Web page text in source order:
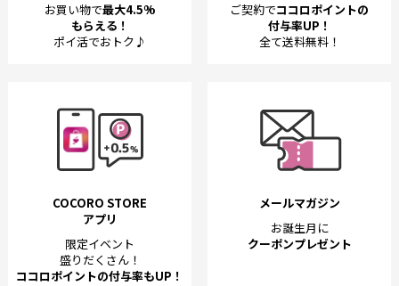
お買い物で最大4.5%
もらえる！
ポイ活でおトク♪
ご契約でココロポイントの
付与率UP！
全て送料無料！
COCORO STORE
アプリ
限定イベント
盛りだくさん！
ココロポイントの付与率もUP！
メールマガジン
お誕生月に
クーポンプレゼント